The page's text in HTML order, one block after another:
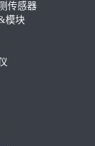
传感器
模块